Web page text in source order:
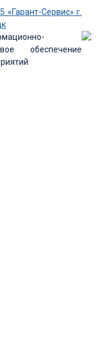
«Гарант-Сервис» г.
обеспечение